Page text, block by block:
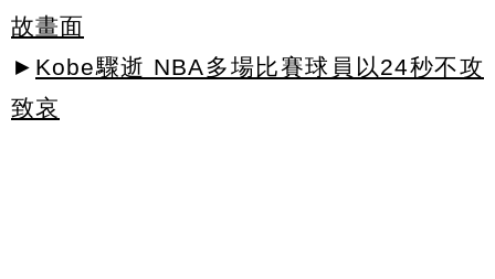
故畫面
► Kobe驟逝 NBA多場比賽球員以24秒不攻
致哀